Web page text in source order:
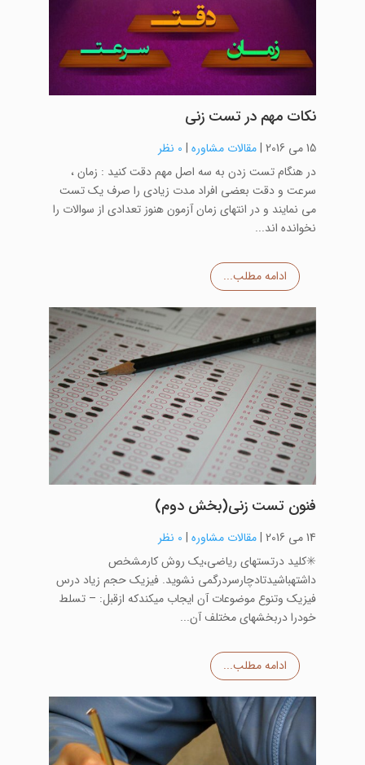
نکات مهم در تست زنی
15 می 2016 |مقالات مشاوره| 0 نظر
در هنگام تست زدن به سه اصل مهم دقت کنید : زمان ،
سرعت و دقت بعضی افراد مدت زیادی را صرف یک تست
می نمایند و در انتهای زمان آزمون هنوز تعدادی از سوالات را
نخوانده اند...
ادامه مطلب...
فنون تست زنی(بخش دوم)
14 می 2016 |مقالات مشاوره| 0 نظر
✳️کلید درتستهای ریاضی،یک روش کارمشخص
داشتهباشیدتادچارسردرگمی نشوید. فیزیک حجم زیاد درس
فیزیک وتنوع موضوعات آن ایجاب میکندکه ازقبل: – تسلط
خودرا دربخشهای مختلف آن...
ادامه مطلب...